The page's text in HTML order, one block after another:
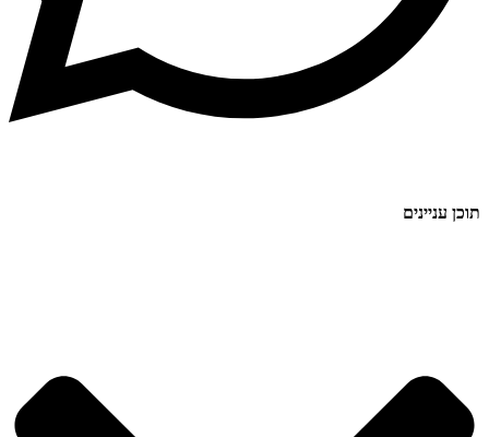
תוכן עניינים